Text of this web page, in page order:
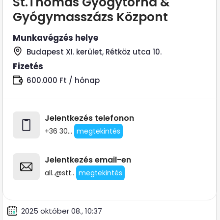
Gyógymasszázs Központ
Munkavégzés helye
Budapest XI. kerület, Rétköz utca 10.
Fizetés
600.000 Ft / hónap
Jelentkezés telefonon
+36 30... megtekintés
Jelentkezés email-en
all..@stt.. megtekintés
2025 október 08., 10:37